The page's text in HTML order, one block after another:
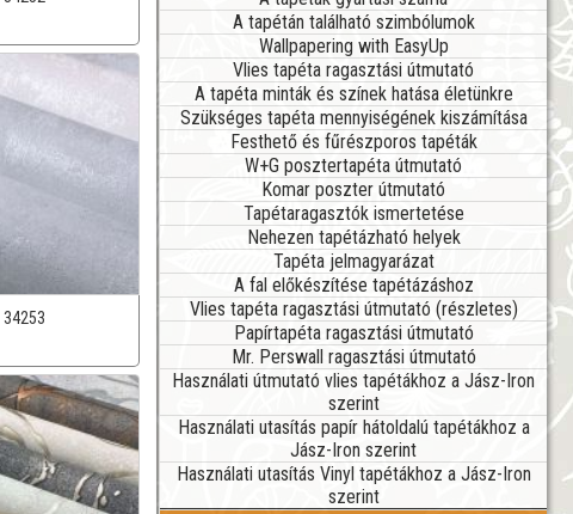
34253
A tapétán található szimbólumok
Wallpapering with EasyUp
Vlies tapéta ragasztási útmutató
A tapéta minták és színek hatása életünkre
Szükséges tapéta mennyiségének kiszámítása
Festhető és fűrészporos tapéták
W+G posztertapéta útmutató
Komar poszter útmutató
Tapétaragasztók ismertetése
Nehezen tapétázható helyek
Tapéta jelmagyarázat
A fal előkészítése tapétázáshoz
Vlies tapéta ragasztási útmutató (részletes)
Papírtapéta ragasztási útmutató
Mr. Perswall ragasztási útmutató
Használati útmutató vlies tapétákhoz a Jász-Iron
szerint
Használati utasítás papír hátoldalú tapétákhoz a
Jász-Iron szerint
Használati utasítás Vinyl tapétákhoz a Jász-Iron
szerint